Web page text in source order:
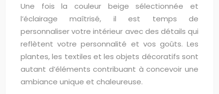
Une fois la couleur beige sélectionnée et
l’éclairage maîtrisé, il est temps de
personnaliser votre intérieur avec des détails qui
reflètent votre personnalité et vos goûts. Les
plantes, les textiles et les objets décoratifs sont
autant d’éléments contribuant à concevoir une
ambiance unique et chaleureuse.